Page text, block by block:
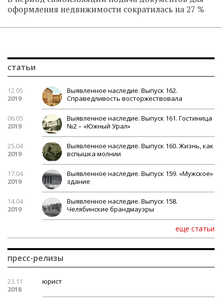
оформления недвижимости сократилась на 27 %
статьи
12.05
2019
Выявленное наследие. Выпуск 162.
Справедливость восторжествовала
06.05
2019
Выявленное наследие. Выпуск 161. Гостиница
№2 – «Южный Урал»
25.04
2019
Выявленное наследие. Выпуск 160. Жизнь, как
вспышка молнии
17.04
2019
Выявленное наследие. Выпуск 159. «Мужское»
здание
14.04
2019
Выявленное наследие. Выпуск 158.
Челябинские брандмауэры
еще статьи
пресс-релизы
23.11
2018
юрист